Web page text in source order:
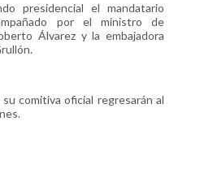
presidencial el mandatario
por el ministro de
Álvarez y la embajadora
comitiva oficial regresarán al